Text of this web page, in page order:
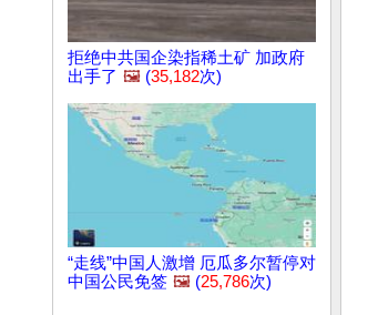
拒绝中共国企染指稀土矿 加政府
出手了 🖼️ (35,182次)
“走线”中国人激增 厄瓜多尔暂停对
中国公民免签 🖼️ (25,786次)